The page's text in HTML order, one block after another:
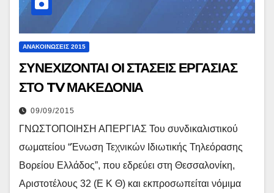
ΑΝΑΚΟΙΝΏΣΕΙΣ 2015
ΣΥΝΕΧΙΖΟΝΤΑΙ ΟΙ ΣΤΑΣΕΙΣ ΕΡΓΑΣΙΑΣ
ΣΤΟ TV ΜΑΚΕΔΟΝΙΑ
09/09/2015
ΓΝΩΣΤΟΠΟΙΗΣΗ ΑΠΕΡΓΙΑΣ Του συνδικαλιστικού
σωματείου “Ένωση Τεχνικών Ιδιωτικής Τηλεόρασης
Βορείου Ελλάδος”, που εδρεύει στη Θεσσαλονίκη,
Αριστοτέλους 32 (Ε Κ Θ) και εκπροσωπείται νόμιμα